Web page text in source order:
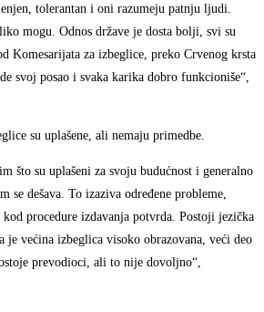
tolerantan i oni razumeju patnju ljudi.
mogu. Odnos države je dosta bolji, svi su
Komesarijata za izbeglice, preko Crvenog krsta
svoj posao i svaka karika dobro funkcioniše“,
su uplašene, ali nemaju primedbe.
što su uplašeni za svoju budućnost i generalno
se dešava. To izaziva određene probleme,
kod procedure izdavanja potvrda. Postoji jezička
je većina izbeglica visoko obrazovana, veći deo
prevodioci, ali to nije dovoljno“,